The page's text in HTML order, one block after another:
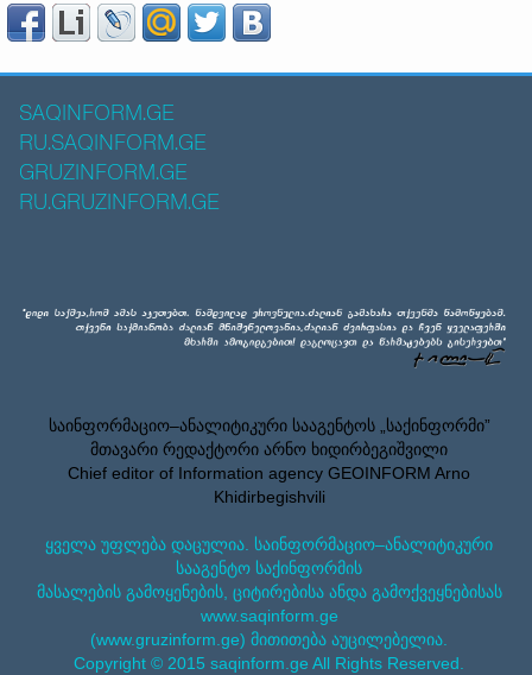
SAQINFORM.GE
RU.SAQINFORM.GE
GRUZINFORM.GE
RU.GRUZINFORM.GE
საინფორმაციო–ანალიტიკური სააგენტოს „საქინფორმი”
მთავარი რედაქტორი არნო ხიდირბეგიშვილი
Chief editor of Information agency GEOINFORM Arno
Khidirbegishvili
ყველა უფლება დაცულია. საინფორმაციო–ანალიტიკური
სააგენტო საქინფორმის
მასალების გამოყენების, ციტირებისა ანდა გამოქვეყნებისას
www.saqinform.ge
(www.gruzinform.ge) მითითება აუცილებელია.
Copyright © 2015 saqinform.ge All Rights Reserved.